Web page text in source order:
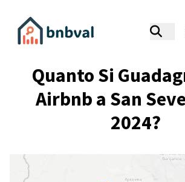
Quanto Si
Airbnb a San
2024?